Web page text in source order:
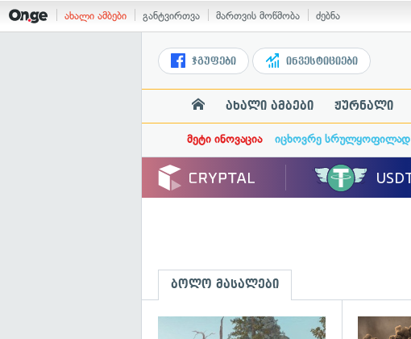
ახალი ამბები განტვირთვა მართვის მოწმობა ძებნა
ჯგუფები ინვესტიციები
ახალი ამბები ჟურნალი
მეტი ინოვაცია იცხოვრე სრულყოფილად
ბოლო მასალები
გადახედვა